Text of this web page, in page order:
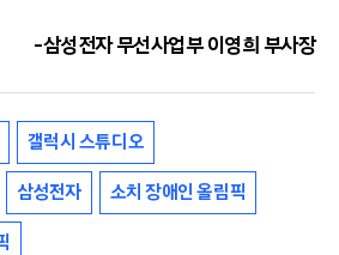
-삼성전자 무선사업부 이영희 부사장
갤럭시 스튜디오
삼성전자 소치 장애인 올림픽